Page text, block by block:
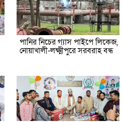
পানির নিচের গ্যাস পাইপে লিকেজ,
নোয়াখালী-লক্ষ্মীপুরে সরবরাহ বন্ধ